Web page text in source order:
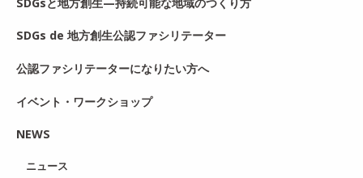
SDGs de 地方創生公認ファシリテーター
公認ファシリテーターになりたい方へ
イベント・ワークショップ
NEWS
ニュース